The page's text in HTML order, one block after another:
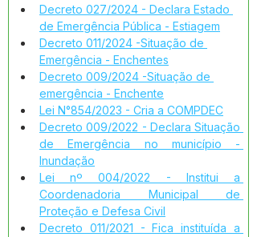
Decreto 027/2024 - Declara Estado
de Emergência Pública - Estiagem
Decreto 011/2024 -Situação de
Emergência - Enchentes
Decreto 009/2024 -Situação de
emergência - Enchente
Lei N°854/2023 - Cria a COMPDEC
Decreto 009/2022 - Declara Situação
de Emergência no município -
Inundação
Lei nº 004/2022 - Institui a
Coordenadoria Municipal de
Proteção e Defesa Civil
Decreto 011/2021 - Fica instituída a